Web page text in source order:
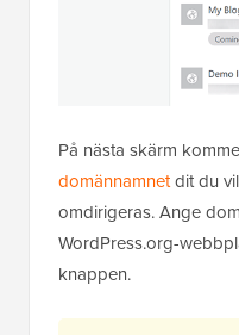
På nästa skärm
domännamnetdit du
omdirigeras. Ange
WordPress.org-
knappen.